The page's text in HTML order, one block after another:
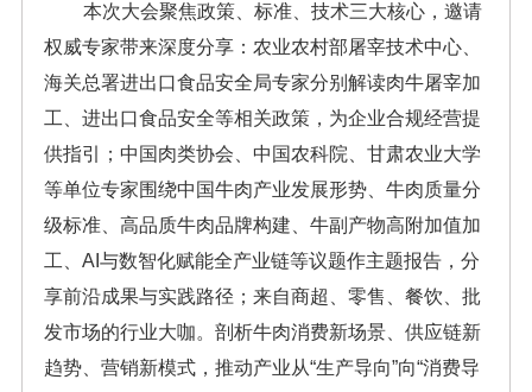
本次大会聚焦政策、标准、技术三大核心，邀请
权威专家带来深度分享：农业农村部屠宰技术中心、
海关总署进出口食品安全局专家分别解读肉牛屠宰加
工、进出口食品安全等相关政策，为企业合规经营提
供指引；中国肉类协会、中国农科院、甘肃农业大学
等单位专家围绕中国牛肉产业发展形势、牛肉质量分
级标准、高品质牛肉品牌构建、牛副产物高附加值加
工、AI与数智化赋能全产业链等议题作主题报告，分
享前沿成果与实践路径；来自商超、零售、餐饮、批
发市场的行业大咖。剖析牛肉消费新场景、供应链新
趋势、营销新模式，推动产业从“生产导向”向“消费导